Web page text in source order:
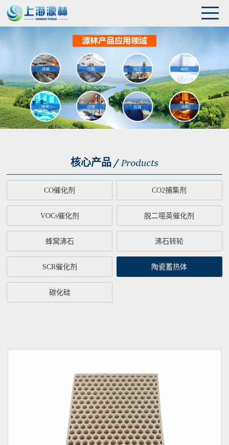
核心产品 /Products
CO催化剂 CO2捕集剂
VOCs催化剂 脱二噁英催化剂
蜂窝沸石 沸石转轮
SCR催化剂 陶瓷蓄热体
碳化硅